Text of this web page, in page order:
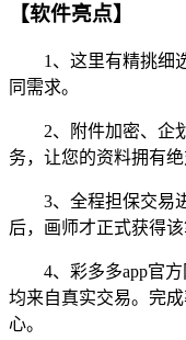
【软件亮点】
1、这里有精挑细选
同需求。
2、附件加密、企划
务，让您的资料拥有绝
3、全程担保交易进
后，画师才正式获得该
4、彩多多app官方
均来自真实交易。完
心。